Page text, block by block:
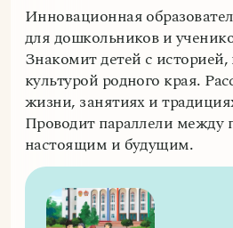
Инновационная
для дошкольников и
Знакомит детей с историей,
культурой родного края.
жизни, занятиях и
Проводит параллели
настоящим и будущим.